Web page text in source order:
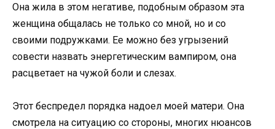
Она жила в этом негативе, подобным образом эта
женщина общалась не только со мной, но и со
своими подружками. Ее можно без угрызений
совести назвать энергетическим вампиром, она
расцветает на чужой боли и слезах.
Этот беспредел порядка надоел моей матери. Она
смотрела на ситуацию со стороны, многих нюансов